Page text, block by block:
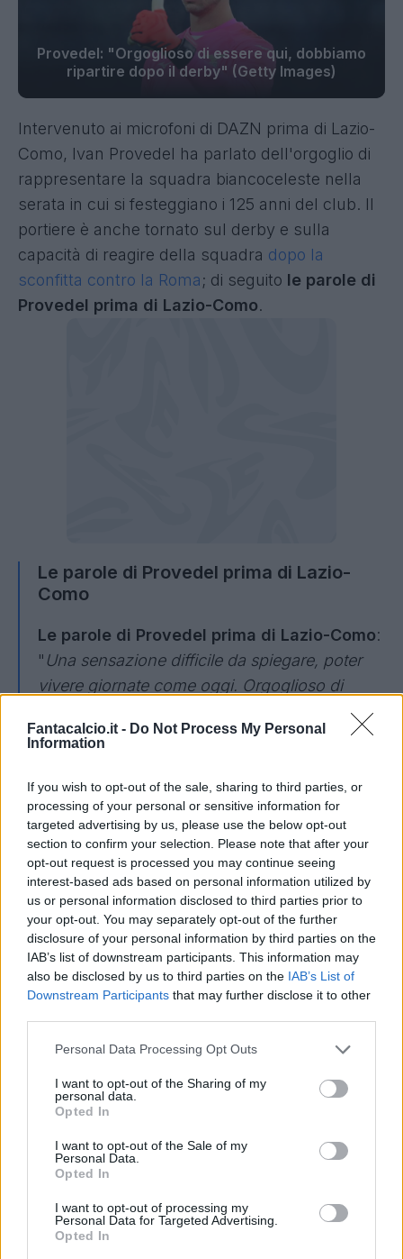
Fantacalcio.it - Do Not Process My Personal
Information
If you wish to opt-out of the sale, sharing to third parties, or
processing of your personal or sensitive information for
targeted advertising by us, please use the below opt-out
section to confirm your selection. Please note that after your
opt-out request is processed you may continue seeing
interest-based ads based on personal information utilized by
us or personal information disclosed to third parties prior to
your opt-out. You may separately opt-out of the further
disclosure of your personal information by third parties on the
IAB’s list of downstream participants. This information may
also be disclosed by us to third parties on the IAB’s List of
Downstream Participants that may further disclose it to other
Personal Data Processing Opt Outs
I want to opt-out of the Sharing of my
personal data.
Opted In
I want to opt-out of the Sale of my
Personal Data.
Opted In
I want to opt-out of processing my
Personal Data for Targeted Advertising.
Opted In
Provedel: "Orgoglioso di essere qui, dobbiamo
ripartire dopo il derby" (Getty Images)
Intervenuto ai microfoni di DAZN prima di Lazio-
Como, Ivan Provedel ha parlato dell'orgoglio di
rappresentare la squadra biancoceleste nella
serata in cui si festeggiano i 125 anni del club. Il
portiere è anche tornato sul derby e sulla
capacità di reagire della squadra dopo la
sconfitta contro la Roma; di seguito le parole di
Provedel prima di Lazio-Como.
Le parole di Provedel prima di Lazio-
Como
Le parole di Provedel prima di Lazio-Como:
" Una sensazione difficile da spiegare, poter
vivere giornate come oggi. Orgoglioso di
essere qui, spero di poter rendere orgogliosi i
tifosi in questa giornata".
ripartire dopo il derby" (Getty Images)
Sul derby
Sul derby: "Dobbiamo ripartire, è quello che
dobbiamo dimostrare oggi. Dopo una partita
In passato abbiamo reagito, ci siamo preparati
in settimana e le vittorie ci servono per andare